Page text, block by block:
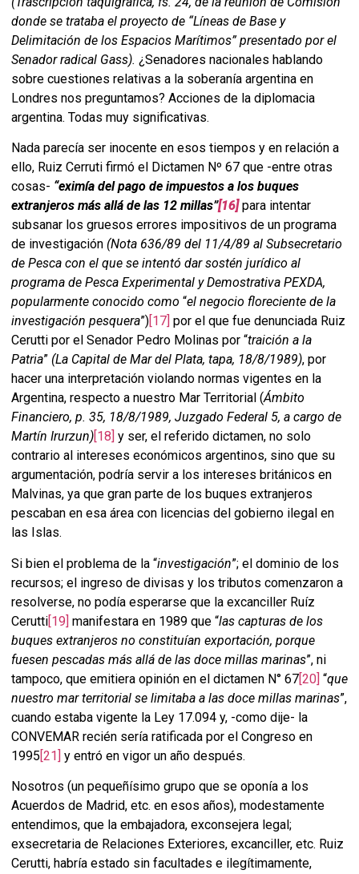
donde se trataba el proyecto de “Líneas de Base y
Delimitación de los Espacios Marítimos” presentado por el
Senador radical Gass). ¿Senadores nacionales hablando
sobre cuestiones relativas a la soberanía argentina en
Londres nos preguntamos? Acciones de la diplomacia
argentina. Todas muy significativas.
Nada parecía ser inocente en esos tiempos y en relación a
ello, Ruiz Cerruti firmó el Dictamen Nº 67 que -entre otras
cosas- “eximía del pago de impuestos a los buques
extranjeros más allá de las 12 millas”[16]para intentar
subsanar los gruesos errores impositivos de un programa
de investigación (Nota 636/89 del 11/4/89 al Subsecretario
de Pesca con el que se intentó dar sostén jurídico al
programa de Pesca Experimental y Demostrativa PEXDA,
popularmente conocido como “el negocio floreciente de la
investigación pesquera”) [17] por el que fue denunciada Ruiz
Cerutti por el Senador Pedro Molinas por “traición a la
Patria” (La Capital de Mar del Plata, tapa, 18/8/1989), por
hacer una interpretación violando normas vigentes en la
Argentina, respecto a nuestro Mar Territorial (Ámbito
Financiero, p. 35, 18/8/1989, Juzgado Federal 5, a cargo de
Martín Irurzun) [18] y ser, el referido dictamen, no solo
contrario al intereses económicos argentinos, sino que su
argumentación, podría servir a los intereses británicos en
Malvinas, ya que gran parte de los buques extranjeros
pescaban en esa área con licencias del gobierno ilegal en
las Islas.
Si bien el problema de la “investigación”; el dominio de los
recursos; el ingreso de divisas y los tributos comenzaron a
resolverse, no podía esperarse que la excanciller Ruíz
Cerutti[19] manifestara en 1989 que “las capturas de los
buques extranjeros no constituían exportación, porque
fuesen pescadas más allá de las doce millas marinas”, ni
tampoco, que emitiera opinión en el dictamen N° 67[20] “que
nuestro mar territorial se limitaba a las doce millas marinas”,
cuando estaba vigente la Ley 17.094 y, -como dije- la
CONVEMAR recién sería ratificada por el Congreso en
1995[21] y entró en vigor un año después.
Nosotros (un pequeñísimo grupo que se oponía a los
Acuerdos de Madrid, etc. en esos años), modestamente
entendimos, que la embajadora, exconsejera legal;
exsecretaria de Relaciones Exteriores, excanciller, etc. Ruiz
Cerutti, habría estado sin facultades e ilegítimamente,